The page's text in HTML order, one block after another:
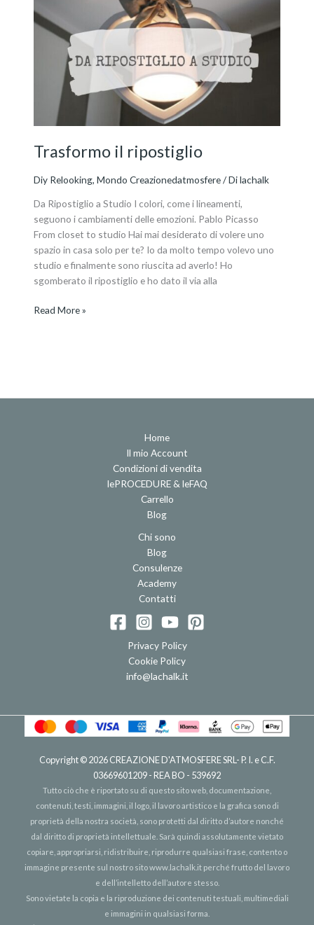
Trasformo il ripostiglio
Diy Relooking,Mondo Creazionedatmosfere/ Dilachalk
Da Ripostiglio a Studio I colori, come i lineamenti,
seguono i cambiamenti delle emozioni. Pablo Picasso
From closet to studio Hai mai desiderato di volere uno
spazio in casa solo per te? Io da molto tempo volevo uno
studio e finalmente sono riuscita ad averlo! Ho
sgomberato il ripostiglio e ho dato il via alla
il
ripostiglio
Read More »
Home
Il mio Account
Condizioni di vendita
lePROCEDURE & leFAQ
Carrello
Blog
Chi sono
Blog
Consulenze
Academy
Contatti
Privacy Policy
Cookie Policy
info@lachalk.it
Copyright © 2026CREAZIONE D'ATMOSFERE SRL - P. I. e C.F.
03669601209 - REA BO - 539692
Tutto ciò che è riportato su di questo sito web, documentazione,
contenuti, testi, immagini, il logo, il lavoro artistico e la grafica sono di
proprietà della nostra società, sono protetti dal diritto d’autore nonché
dal diritto di proprietà intellettuale. Sarà quindi assolutamente vietato
copiare, appropriarsi, ridistribuire, riprodurre qualsiasi frase, contento o
immagine presente sul nostro sitowww.lachalk.it perché frutto del lavoro
e dell’intelletto dell’autore stesso.
Sono vietate la copia e la riproduzione dei contenuti testuali, multimediali
e immagini in qualsiasi forma.